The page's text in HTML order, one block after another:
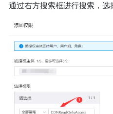
通过右方搜索框进行搜索，选